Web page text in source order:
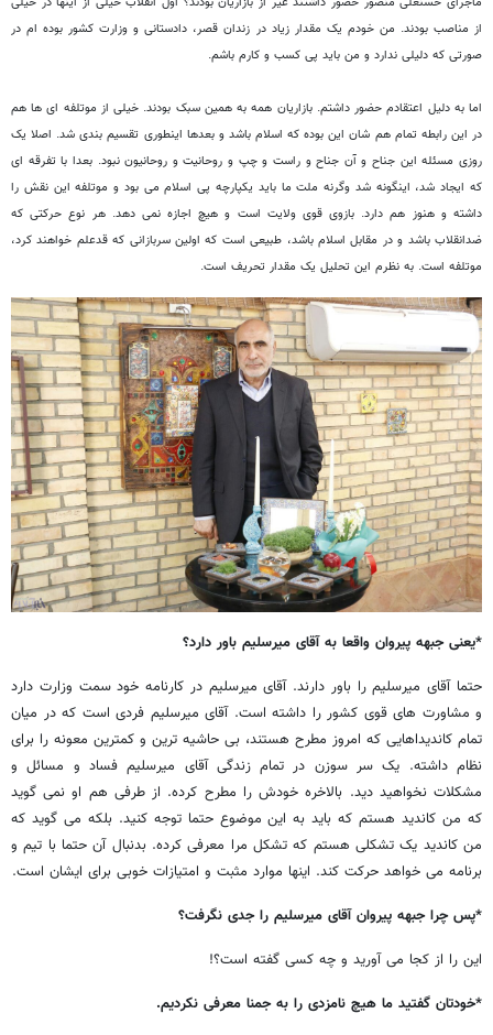
از مناصب بودند. من خودم یک مقدار زیاد در زندان قصر، دادستانی و وزارت کشور بوده ام در
صورتی که دلیلی ندارد و من باید پی کسب و کارم باشم.
اما به دلیل اعتقادم حضور داشتم.بازاریان همه به همین سبک بودند. خیلی از موتلفه ای ها هم
در این رابطه تمام هم شان این بوده که اسلام باشد و بعدها اینطوری تقسیم بندی شد. اصلا یک
روزی مسئله این جناح و آن جناح و راست و چپ و روحانیت و روحانیون نبود. بعدا با تفرقه ای
که ایجاد شد، اینگونه شد وگرنه ملت ما باید یکپارچه پی اسلام می بود و موتلفه این نقش را
داشته و هنوز هم دارد. بازوی قوی ولایت است و هیچ اجازه نمی دهد. هر نوع حرکتی که
ضدانقلاب باشد و در مقابل اسلام باشد، طبیعی است که اولین سربازانی که قدعلم خواهند کرد،
موتلفه است. به نظرم این تحلیل یک مقدار تحریف است.
*یعنی جبهه پیروان واقعا به آقای میرسلیم باور دارد؟
حتما آقای میرسلیم را باور دارند. آقای میرسلیم در کارنامه خود سمت وزارت دارد
و مشاورت های قوی کشور را داشته است. آقای میرسلیم فردی است که در میان
تمام کاندیداهایی که امروز مطرح هستند، بی حاشیه ترین و کمترین معونه را برای
نظام داشته. یک سر سوزن در تمام زندگی آقای میرسلیم فساد و مسائل و
مشکلات نخواهید دید. بالاخره خودش را مطرح کرده. از طرفی هم او نمی گوید
که من کاندید هستم که باید به این موضوع حتما توجه کنید. بلکه می گوید که
من کاندید یک تشکلی هستم که تشکل مرا معرفی کرده. بدنبال آن حتما با تیم و
برنامه می خواهد حرکت کند. اینها موارد مثبت و امتیازات خوبی برای ایشان است.
*پس چرا جبهه پیروان آقای میرسلیم را جدی نگرفت؟
این را از کجا می آورید و چه کسی گفته است؟!
*خودتان گفتید ما هیچ نامزدی را به جمنا معرفی نکردیم.